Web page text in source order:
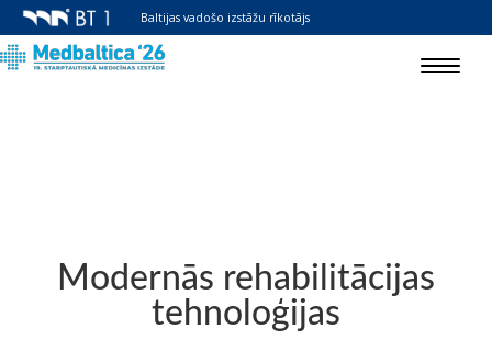
Baltijas vadošo izstāžu rīkotājs
Toggle
Modernās rehabilitācijas
tehnoloģijas